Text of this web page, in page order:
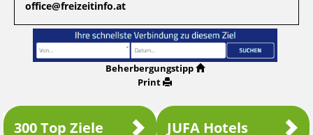
office@freizeitinfo.at
Beherbergungstipp
Print
300 Top Ziele JUFA Hotels